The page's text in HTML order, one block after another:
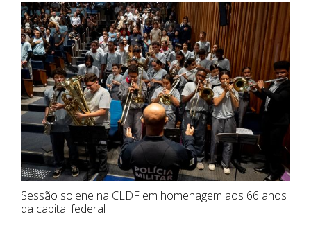
Sessão solene na CLDF em homenagem aos 66 anos
da capital federal